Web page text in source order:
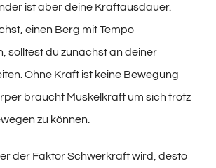
ist aber deine Kraftausdauer.
einen Berg mit Tempo
solltest du zunächst an deiner
Ohne Kraft ist keine Bewegung
braucht Muskelkraft um sich trotz
zu können.
der Faktor Schwerkraft wird, desto